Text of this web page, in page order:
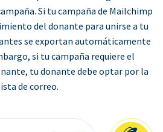
Si tu campaña de Mailchimp
del donante para unirse a tu
se exportan automáticamente
si tu campaña requiere el
tu donante debe optar por la
de correo.